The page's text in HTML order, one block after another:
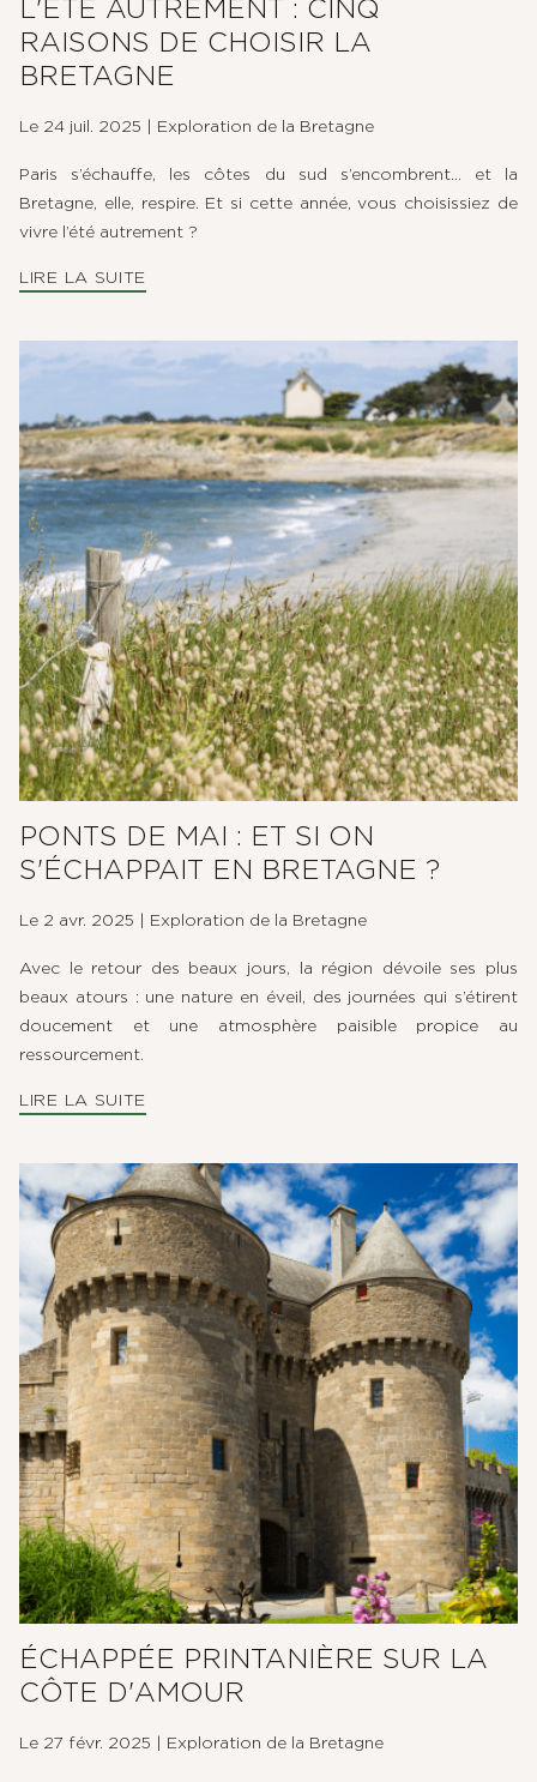
L'ÉTÉ AUTREMENT : CINQ
RAISONS DE CHOISIR LA
BRETAGNE
Le 24 juil. 2025 Exploration de la Bretagne
Paris s’échauffe, les côtes du sud s’encombrent… et la
Bretagne, elle, respire. Et si cette année, vous choisissiez de
vivre l’été autrement ?
LIRE LA SUITE
PONTS DE MAI : ET SI ON
S'ÉCHAPPAIT EN BRETAGNE ?
Le 2 avr. 2025 Exploration de la Bretagne
Avec le retour des beaux jours, la région dévoile ses plus
beaux atours : une nature en éveil, des journées qui s’étirent
doucement et une atmosphère paisible propice au
ressourcement.
LIRE LA SUITE
ÉCHAPPÉE PRINTANIÈRE SUR LA
CÔTE D'AMOUR
Le 27 févr. 2025 Exploration de la Bretagne